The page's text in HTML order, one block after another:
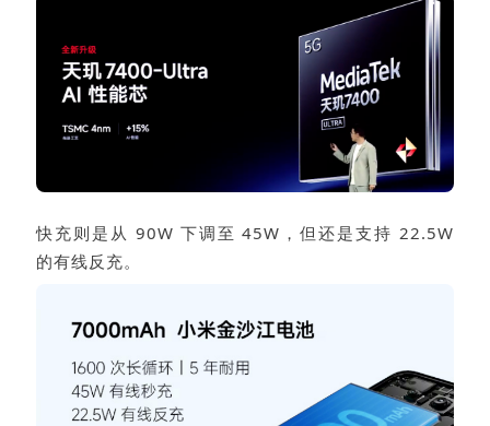
快充则是从 90W 下调至 45W，但还是支持 22.5W
的有线反充。